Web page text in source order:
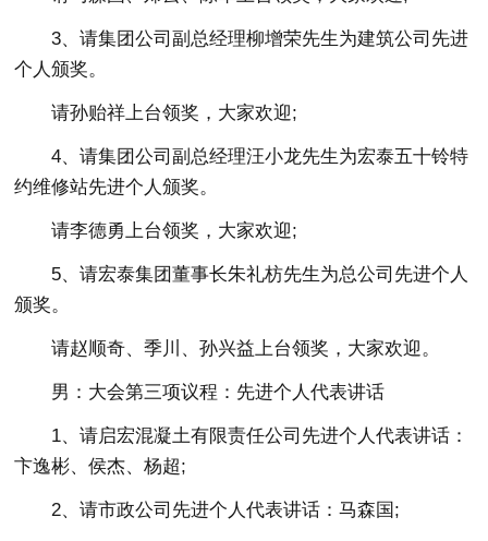
3、请集团公司副总经理柳增荣先生为建筑公司先进
个人颁奖。
请孙贻祥上台领奖，大家欢迎;
4、请集团公司副总经理汪小龙先生为宏泰五十铃特
约维修站先进个人颁奖。
请李德勇上台领奖，大家欢迎;
5、请宏泰集团董事长朱礼枋先生为总公司先进个人
颁奖。
请赵顺奇、季川、孙兴益上台领奖，大家欢迎。
男：大会第三项议程：先进个人代表讲话
1、请启宏混凝土有限责任公司先进个人代表讲话：
卞逸彬、侯杰、杨超;
2、请市政公司先进个人代表讲话：马森国;